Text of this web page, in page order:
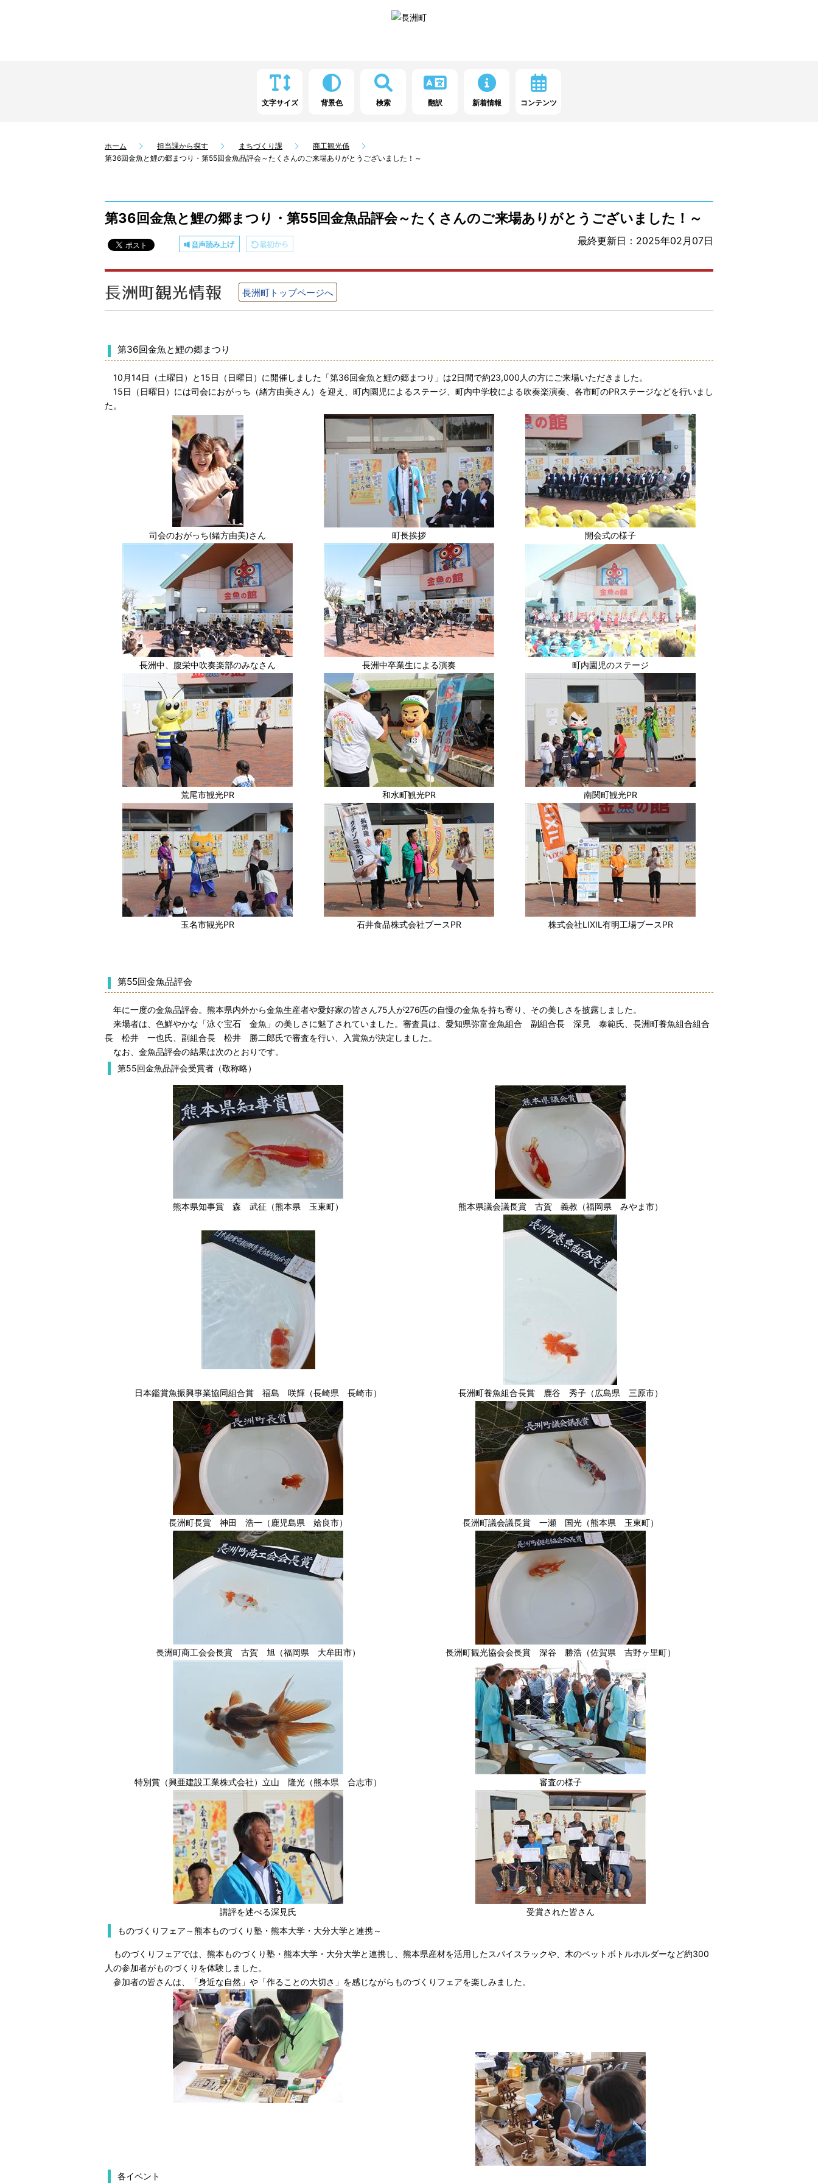
文字サイズ 背景色 検索 翻訳 新着情報 コンテンツ
ホーム 担当課から探す まちづくり課
商工観光係
第36回金魚と鯉の郷まつり・第55回金魚品評会～たくさんのご来場ありがとうございました！～
第36回金魚と鯉の郷まつり・第55回金魚品評会～たくさんのご来場ありがとうございました！～
最終更新日：2025年02月07日
長洲町トップページへ
第36回金魚と鯉の郷まつり
10月14日（土曜日）と15日（日曜日）に開催しました「第36回金魚と鯉の郷まつり」は2日間で約23,000人の方にご来場いただきました。
15日（日曜日）には司会におがっち（緒方由美さん）を迎え、町内園児によるステージ、町内中学校による吹奏楽演奏、各市町のPRステージなどを行いまし
た。
司会のおがっち(緒方由美)さん 町長挨拶 開会式の様子
長洲中、腹栄中吹奏楽部のみなさん 長洲中卒業生による演奏 町内園児のステージ
荒尾市観光PR 和水町観光PR 南関町観光PR
玉名市観光PR 石井食品株式会社ブースPR 株式会社LIXIL有明工場ブースPR
第55回金魚品評会
年に一度の金魚品評会。熊本県内外から金魚生産者や愛好家の皆さん75人が276匹の自慢の金魚を持ち寄り、その美しさを披露しました。
来場者は、色鮮やかな「泳ぐ宝石 金魚」の美しさに魅了されていました。審査員は、愛知県弥富金魚組合 副組合長 深見 泰範氏、長洲町養魚組合組合
長 松井 一也氏、副組合長 松井 勝二郎氏で審査を行い、入賞魚が決定しました。
なお、金魚品評会の結果は次のとおりです。
第55回金魚品評会受賞者（敬称略）
熊本県知事賞 森 武征（熊本県 玉東町） 熊本県議会議長賞 古賀 義教（福岡県 みやま市）
日本鑑賞魚振興事業協同組合賞 福島 咲輝（長崎県 長崎市） 長洲町養魚組合長賞 鹿谷 秀子（広島県 三原市）
長洲町長賞 神田 浩一（鹿児島県 姶良市） 長洲町議会議長賞 一瀬 国光（熊本県 玉東町）
長洲町商工会会長賞 古賀 旭（福岡県 大牟田市） 長洲町観光協会会長賞 深谷 勝浩（佐賀県 吉野ヶ里町）
特別賞（興亜建設工業株式会社）立山 隆光（熊本県 合志市） 審査の様子
講評を述べる深見氏
受賞された皆さん
ものづくりフェア～熊本ものづくり塾・熊本大学・大分大学と連携～
ものづくりフェアでは、熊本ものづくり塾・熊本大学・大分大学と連携し、熊本県産材を活用したスパイスラックや、木のペットボトルホルダーなど約300
人の参加者がものづくりを体験しました。
参加者の皆さんは、「身近な自然」や「作ることの大切さ」を感じながらものづくりフェアを楽しみました。
各イベント